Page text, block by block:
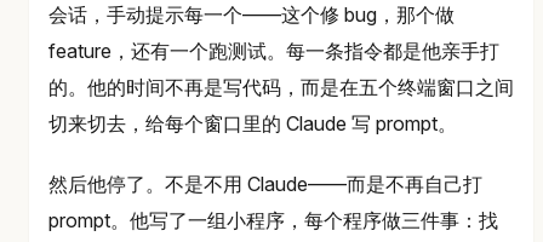
会话，手动提示每一个——这个修 bug，那个做
feature，还有一个跑测试。每一条指令都是他亲手打
的。他的时间不再是写代码，而是在五个终端窗口之间
切来切去，给每个窗口里的 Claude 写 prompt。
然后他停了。不是不用 Claude——而是不再自己打
prompt。他写了一组小程序，每个程序做三件事：找